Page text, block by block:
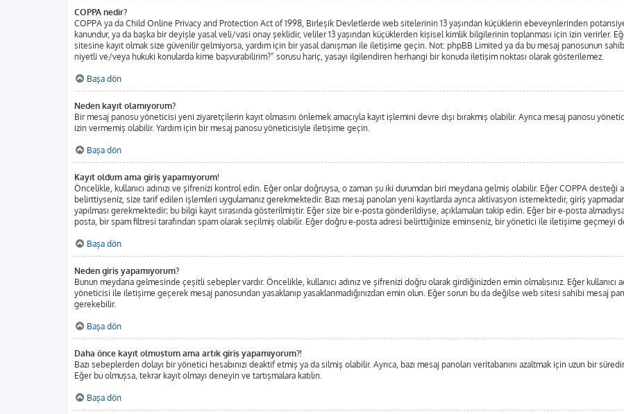
COPPA nedir?
COPPA ya da Child Online Privacy and Protection Act of 1998, Birleşik Devletlerde web sitelerinin 13 yaşından küçüklerin ebeveynlerinden
kanundur, ya da başka bir deyişle yasal veli/vasi onay şeklidir, veliler 13 yaşından küçüklerden kişisel kimlik bilgilerinin toplanması için izin verirler.
sitesine kayıt olmak size güvenilir gelmiyorsa, yardım için bir yasal danışman ile iletişime geçin. Not: phpBB Limited ya da bu mesaj panosunun
niyetli ve/veya hukuki konularda kime başvurabilirim?” sorusu hariç, yasayı ilgilendiren herhangi bir konuda iletişim noktası olarak gösterilemez.
Başa dön
Neden kayıt olamıyorum?
Bir mesaj panosu yöneticisi yeni ziyaretçilerin kayıt olmasını önlemek amacıyla kayıt işlemini devre dışı bırakmış olabilir. Ayrıca mesaj panosu
izin vermemiş olabilir. Yardım için bir mesaj panosu yöneticisiyle iletişime geçin.
Başa dön
Kayıt oldum ama giriş yapamıyorum!
Öncelikle, kullanıcı adınızı ve şifrenizi kontrol edin. Eğer onlar doğruysa, o zaman şu iki durumdan biri meydana gelmiş olabilir. Eğer COPPA desteği
belirttiyseniz, size tarif edilen işlemleri uygulamanız gerekmektedir. Bazı mesaj panoları yeni kayıtlarda ayrıca aktivasyon istemektedir, giriş
yapılması gerekmektedir; bu bilgi kayıt sırasında gösterilmiştir. Eğer size bir e-posta gönderildiyse, açıklamaları takip edin. Eğer bir e-posta
posta, bir spam filtresi tarafından spam olarak seçilmiş olabilir. Eğer doğru e-posta adresi belirttiğinize eminseniz, bir yönetici ile iletişime geçmeyi
Başa dön
Neden giriş yapamıyorum?
Bunun meydana gelmesinde çeşitli sebepler vardır. Öncelikle, kullanıcı adınız ve şifrenizi doğru olarak girdiğinizden emin olmalısınız. Eğer
yöneticisi ile iletişime geçerek mesaj panosundan yasaklanıp yasaklanmadığınızdan emin olun. Eğer sorun bu da değilse web sitesi sahibi mesaj
gerekebilir.
Başa dön
Daha önce kayıt olmuştum ama artık giriş yapamıyorum?!
Bazı sebeplerden dolayı bir yönetici hesabınızı deaktif etmiş ya da silmiş olabilir. Ayrıca, bazı mesaj panoları veritabanını azaltmak için uzun bir
Eğer bu olmuşsa, tekrar kayıt olmayı deneyin ve tartışmalara katılın.
Başa dön